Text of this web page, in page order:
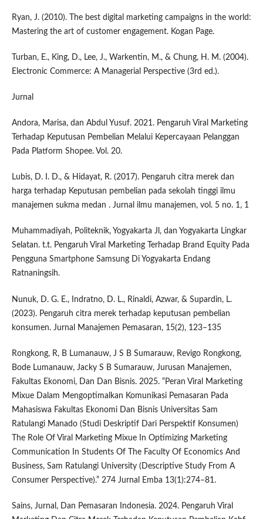
Ryan, J. (2010). The best digital marketing campaigns in the world:
Mastering the art of customer engagement. Kogan Page.
Turban, E., King, D., Lee, J., Warkentin, M., & Chung, H. M. (2004).
Electronic Commerce: A Managerial Perspective (3rd ed.).
Jurnal
Andora, Marisa, dan Abdul Yusuf. 2021. Pengaruh Viral Marketing
Terhadap Keputusan Pembelian Melalui Kepercayaan Pelanggan
Pada Platform Shopee. Vol. 20.
Lubis, D. I. D., & Hidayat, R. (2017). Pengaruh citra merek dan
harga terhadap Keputusan pembelian pada sekolah tinggi ilmu
manajemen sukma medan . Jurnal ilmu manajemen, vol. 5 no. 1, 1
Muhammadiyah, Politeknik, Yogyakarta Jl, dan Yogyakarta Lingkar
Selatan. t.t. Pengaruh Viral Marketing Terhadap Brand Equity Pada
Pengguna Smartphone Samsung Di Yogyakarta Endang
Ratnaningsih.
Nunuk, D. G. E., Indratno, D. L., Rinaldi, Azwar, & Supardin, L.
(2023). Pengaruh citra merek terhadap keputusan pembelian
konsumen. Jurnal Manajemen Pemasaran, 15(2), 123–135
Rongkong, R, B Lumanauw, J S B Sumarauw, Revigo Rongkong,
Bode Lumanauw, Jacky S B Sumarauw, Jurusan Manajemen,
Fakultas Ekonomi, Dan Dan Bisnis. 2025. “Peran Viral Marketing
Mixue Dalam Mengoptimalkan Komunikasi Pemasaran Pada
Mahasiswa Fakultas Ekonomi Dan Bisnis Universitas Sam
Ratulangi Manado (Studi Deskriptif Dari Perspektif Konsumen)
The Role Of Viral Marketing Mixue In Optimizing Marketing
Communication In Students Of The Faculty Of Economics And
Business, Sam Ratulangi University (Descriptive Study From A
Consumer Perspective).” 274 Jurnal Emba 13(1):274–81.
Sains, Jurnal, Dan Pemasaran Indonesia. 2024. Pengaruh Viral